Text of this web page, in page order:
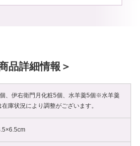
品詳細情報
、伊右衛門月化粧5個、水羊羹5個※水羊羹
庫状況により調整がございます。